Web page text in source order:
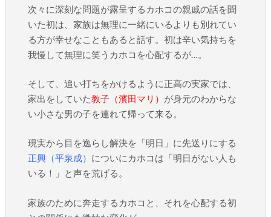
次々に深刻な問題が露呈するカホコの親戚の話を聞
いた初は、家族は無理に一緒にいるよりも別れてい
る方が幸せなこともあると話す。初は辛い気持ちを
我慢して無理に笑うカホコを心配するが…。
そして、追い打ちをかけるように正高の実家では、
家出をしていた教子（濱田マリ） が身元のわからな
い小さな男の子を連れて帰って来る。
現実から目を逸らし解決を「明日」に先送りにする
正興（平泉成） についにカホコは「明日がない人も
いる！」と声を荒げる。
家族のために奔走するカホコと、それを心配する初